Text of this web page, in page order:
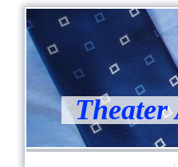
Theater